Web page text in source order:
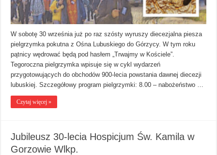
W sobotę 30 września już po raz szósty wyruszy diecezjalna piesza
pielgrzymka pokutna z Ośna Lubuskiego do Górzycy. W tym roku
pątnicy wędrować będą pod hasłem „Trwajmy w Kościele”.
Tegoroczna pielgrzymka wpisuje się w cykl wydarzeń
przygotowujących do obchodów 900-lecia powstania dawnej diecezji
lubuskiej. Szczegółowy program pielgrzymki: 8.00 – nabożeństwo …
Czytaj więcej »
Jubileusz 30-lecia Hospicjum Św. Kamila w
Gorzowie Wlkp.